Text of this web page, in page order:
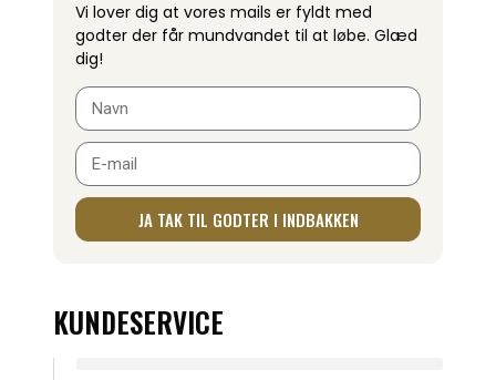
Vi lover dig at vores mails er fyldt med
godter der får mundvandet til at løbe. Glæd
dig!
JA TAK TIL GODTER I INDBAKKEN
KUNDESERVICE